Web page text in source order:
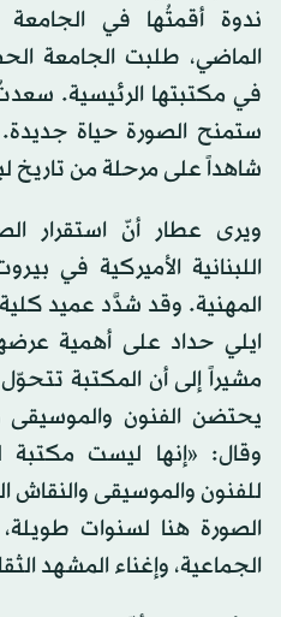
ندوة أقمتُها في الجامعة
الماضي، طلبت الجامعة
في مكتبتها الرئيسية.
ستمنح الصورة حياة
شاهداً على مرحلة من تاريخ
ويرى عطار أنّ استقرار
اللبنانية الأميركية في
المهنية. وقد شدَّد عميد كلية
ايلي حداد على أهمية
مشيراً إلى أن المكتبة
يحتضن الفنون والموسيقى
وقال: «إنها ليست
للفنون والموسيقى والنقاش
الصورة هنا لسنوات
الجماعية، وإغناء المشهد